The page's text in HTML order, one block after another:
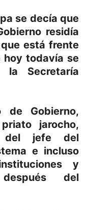
se decía que
residía
está frente
hoy todavía se
Secretaría
Gobierno,
jarocho,
del jefe del
e incluso
y
del